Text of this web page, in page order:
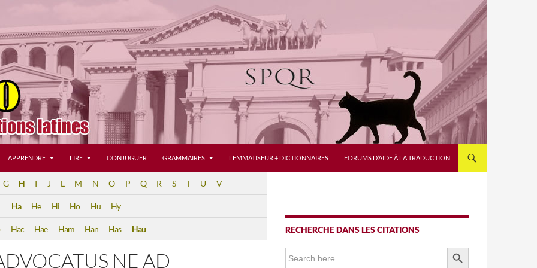
APPRENDRE LIRE CONJUGUER GRAMMAIRES LEMMATISEUR + DICTIONNAIRES FORUMS D’AIDE À LA TRADUCTION
G H I J L M N O P Q R S T U V
Ha He Hi Ho Hu Hy
Hac Hae Ham Han Has Hau
NE AD
RECHERCHE DANS LES CITATIONS
Search
for:
SEARCH BUTTON